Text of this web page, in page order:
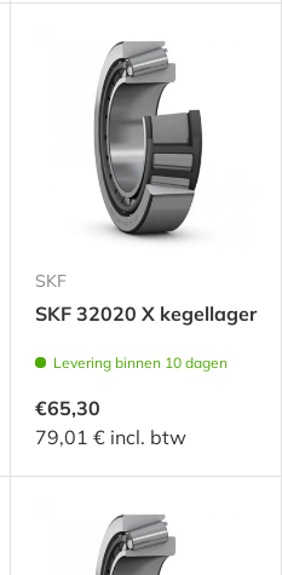
SKF
SKF 32020 X kegellager
Levering binnen 10 dagen
€65,30
79,01 € incl. btw